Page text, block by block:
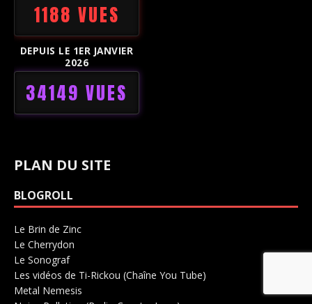
1188 VUES
DEPUIS LE 1ER JANVIER
2026
34149 VUES
PLAN DU SITE
BLOGROLL
Le Brin de Zinc
Le Cherrydon
Le SonografSalle de concerts 0
Les vidéos de Ti-Rickou (Chaîne You Tube)
Metal Nemesis